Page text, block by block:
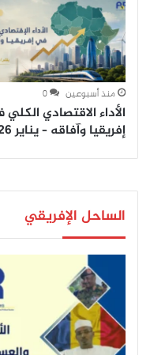
منذ أسبوعين 0
الأداء الاقتصادي
إفريقيا وآفاقه – يناير 2026
الساحل الإفريقي